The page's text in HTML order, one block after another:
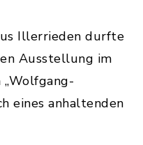
Illerrieden durfte
Ausstellung im
eines anhaltenden